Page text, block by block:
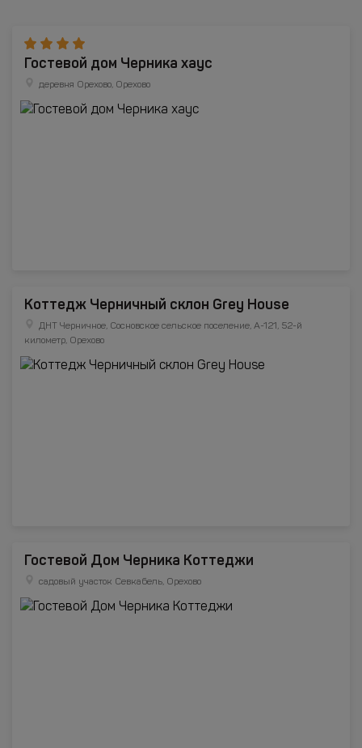
Гостевой дом Черника хаус
деревня Орехово, Орехово
Коттедж Черничный склон Grey House
ДНТ Черничное, Сосновское сельское поселение, А-121, 52-й
километр, Орехово
Гостевой Дом Черника Коттеджи
садовый участок Севкабель, Орехово